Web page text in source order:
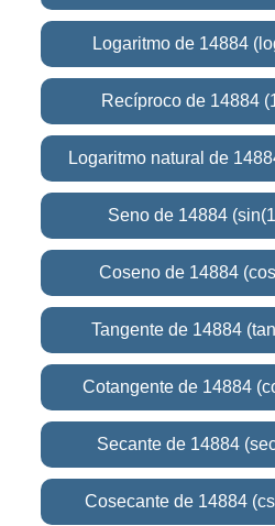
Logaritmo de 14884
Recíproco de 14884
Logaritmo natural de
Seno de 14884
Coseno de 14884
Tangente de 14884
Cotangente de 14884
Secante de 14884
Cosecante de 14884